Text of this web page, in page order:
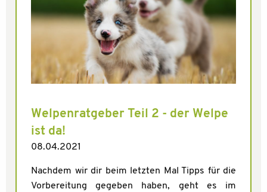
Welpenratgeber Teil 2 - der Welpe
ist da!
08.04.2021
Nachdem wir dir beim letzten Mal Tipps für die
Vorbereitung gegeben haben, geht es im